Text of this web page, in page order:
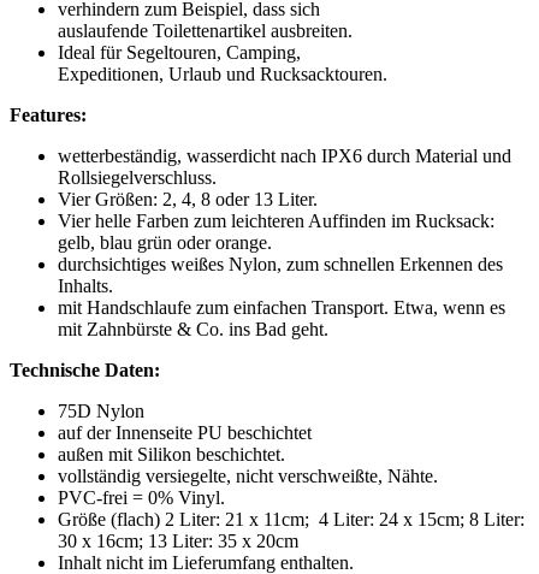
verhindern zum Beispiel, dass sich
auslaufende Toilettenartikel ausbreiten.
Ideal für Segeltouren, Camping,
Expeditionen, Urlaub und Rucksacktouren.
Features:
wetterbeständig, wasserdicht nach IPX6 durch Material und
Rollsiegelverschluss.
Vier Größen: 2, 4, 8 oder 13 Liter.
Vier helle Farben zum leichteren Auffinden im Rucksack:
gelb, blau grün oder orange.
durchsichtiges weißes Nylon, zum schnellen Erkennen des
Inhalts.
mit Handschlaufe zum einfachen Transport. Etwa, wenn es
mit Zahnbürste & Co. ins Bad geht.
Technische Daten:
75D Nylon
auf der Innenseite PU beschichtet
außen mit Silikon beschichtet.
vollständig versiegelte, nicht verschweißte, Nähte.
PVC-frei = 0% Vinyl.
Größe (flach) 2 Liter: 21 x 11cm; 4 Liter: 24 x 15cm; 8 Liter:
30 x 16cm; 13 Liter: 35 x 20cm
Inhalt nicht im Lieferumfang enthalten.